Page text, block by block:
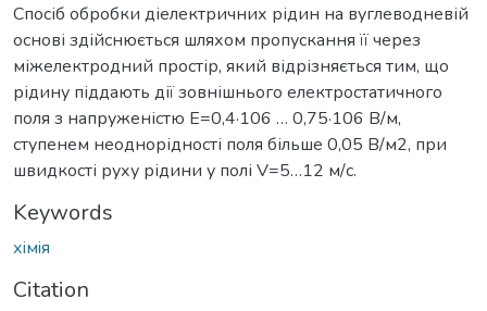
Спосіб обробки діелектричних рідин на вуглеводневій
основі здійснюється шляхом пропускання її через
міжелектродний простір, який відрізняється тим, що
рідину піддають дії зовнішнього електростатичного
поля з напруженістю Е=0,4·106 … 0,75·106 В/м,
ступенем неоднорідності поля більше 0,05 В/м2, при
швидкості руху рідини у полі V=5…12 м/с.
Keywords
хiмiя
Citation